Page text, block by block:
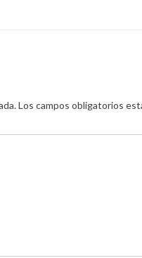
Los campos obligatorios